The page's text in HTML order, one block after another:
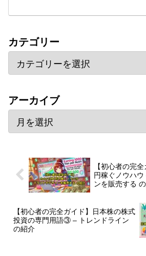
カテゴリー
アーカイブ
【初心者の完
円稼ぐノウハ
ンを
【初心者の完全ガイド】日本株の株式
投資の専門用語③ – トレンドライン
の紹介